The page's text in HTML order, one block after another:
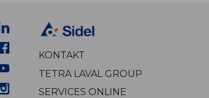
KONTAKT
TETRA LAVAL GROUP
SERVICES ONLINE